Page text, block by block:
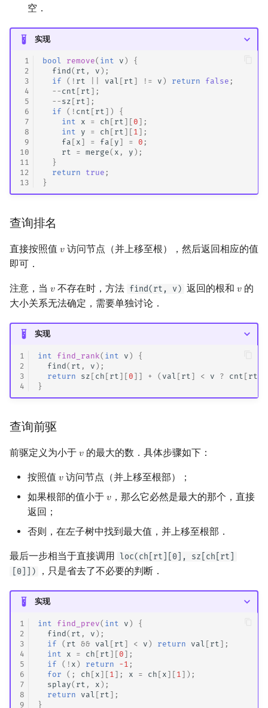
空．
实现
1
2
3
4
5
6
7
8
9
10
11
12
13
bool remove( int v )
{
find( rt , v );
if
( ! rt val [ rt ] != v ) return false ;
-- cnt [ rt ];
-- sz [ rt ];
if
( ! cnt [ rt ])
{
int
x = ch [ rt ][ 0 ];
int
y = ch [ rt ][ 1 ];
fa [ x ] = fa [ y ] = 0 ;
rt
= merge( x , y );
}
return
true ;
}
查询排名
直接按照值 𝑣
v访问节点（并上移至根），然后返回相应的值
即可．
注意，当 𝑣
v不存在时，方法 find(rt, v) 返回的根和 𝑣
v的
大小关系无法确定，需要单独讨论．
实现
1
2
3
4
int find_rank( int v )
{
find( rt , v );
return
sz [ ch [ rt ][ 0 ]] + ( val [ rt ] < v ? cnt [ rt
}
查询前驱
前驱定义为小于 𝑣
v的最大的数．具体步骤如下：
按照值 𝑣
v访问节点（并上移至根部）；
如果根部的值小于 𝑣
v，那么它必然是最大的那个，直接
返回；
否则，在左子树中找到最大值，并上移至根部．
最后一步相当于直接调用 loc(ch[rt][0], sz[ch[rt]
[0]])
，只是省去了不必要的判断．
实现
1
2
3
4
5
6
7
8
9
int find_prev( int v )
{
find( rt , v );
if
( rt && val [ rt ] < v ) return val [ rt ];
int
x = ch [ rt ][ 0 ];
if
( ! x ) return -1 ;
for
(; ch [ x ][ 1 ]; x = ch [ x ][ 1 ]);
splay( rt , x );
return
val [ rt ];
}